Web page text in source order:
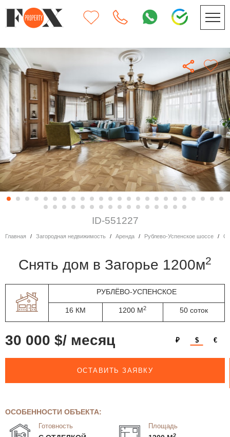
ID-551227
Главная Загородная недвижимость Аренда Рублево-Успенское шоссе
Снять дом в Загорье 1200м2
РУБЛЁВО-УСПЕНСКОЕ
16 КМ 1200 М2 50 соток
30 000 $/ месяц ₽ $ €
ОСТАВИТЬ ЗАЯВКУ
ОСОБЕННОСТИ ОБЪЕКТА:
Готовность Площадь
2